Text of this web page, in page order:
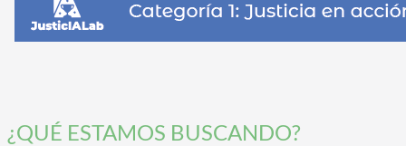
¿QUÉ ESTAMOS BUSCANDO?